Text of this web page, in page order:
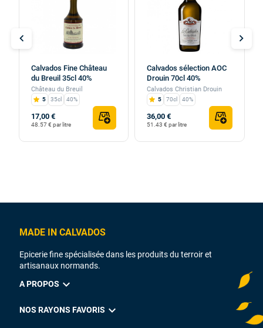
Calvados Fine Château
du Breuil 35cl 40%
Château du Breuil
5 35cl 40%
17,00 €
48.57 € par litre
Calvados sélection AOC
Drouin 70cl 40%
Calvados Christian Drouin
5 70cl 40%
36,00 €
51.43 € par litre
chevron_left chevron_right
MADE IN CALVADOS
Epicerie fine spécialisée dans les produits du terroir et
artisanaux normands.
A PROPOS expand_more
NOS RAYONS FAVORIS expand_more